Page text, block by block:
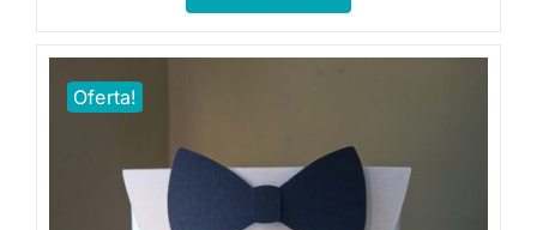
era:
é:
Oferta!